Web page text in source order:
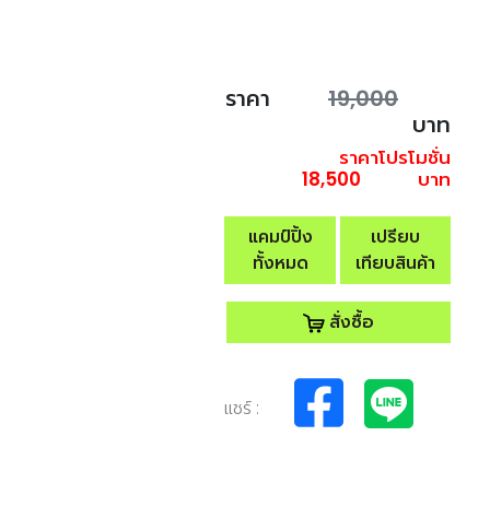
ราคา
19,000
บาท
ราคาโปรโมชั่น
18,500
บาท
แคมป์ปิ้ง
ทั้งหมด
เปรียบ
เทียบสินค้า
สั่งซื้อ
แชร์ :